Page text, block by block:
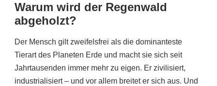
Warum wird der Regenwald
abgeholzt?
Der Mensch gilt zweifelsfrei als die dominanteste
Tierart des Planeten Erde und macht sie sich seit
Jahrtausenden immer mehr zu eigen. Er zivilisiert,
industrialisiert – und vor allem breitet er sich aus. Und